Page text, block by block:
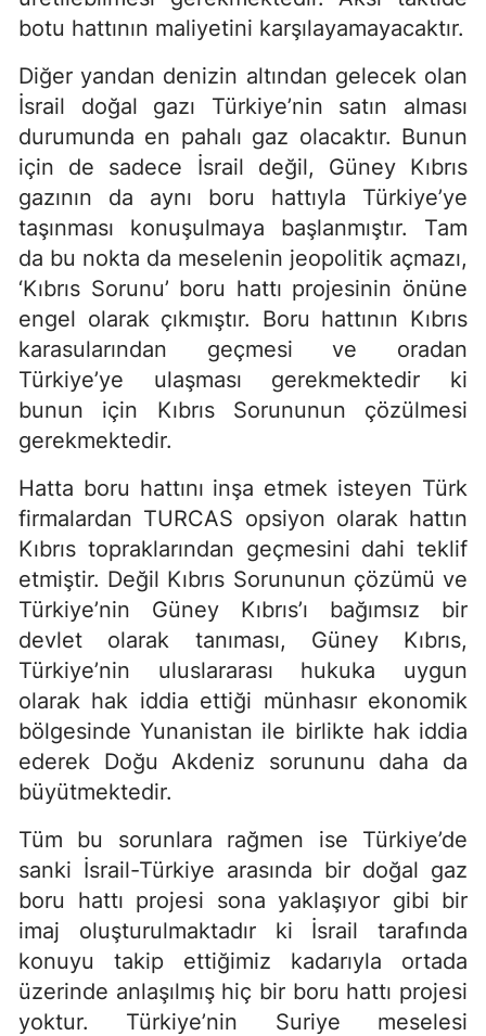
botu hattının maliyetini karşılayamayacaktır.
Diğer yandan denizin altından gelecek olan
İsrail doğal gazı Türkiye’nin satın alması
durumunda en pahalı gaz olacaktır. Bunun
için de sadece İsrail değil, Güney Kıbrıs
gazının da aynı boru hattıyla Türkiye’ye
taşınması konuşulmaya başlanmıştır. Tam
da bu nokta da meselenin jeopolitik açmazı,
‘Kıbrıs Sorunu’ boru hattı projesinin önüne
engel olarak çıkmıştır. Boru hattının Kıbrıs
karasularından geçmesi ve oradan
Türkiye’ye ulaşması gerekmektedir ki
bunun için Kıbrıs Sorununun çözülmesi
gerekmektedir.
Hatta boru hattını inşa etmek isteyen Türk
firmalardan TURCAS opsiyon olarak hattın
Kıbrıs topraklarından geçmesini dahi teklif
etmiştir. Değil Kıbrıs Sorununun çözümü ve
Türkiye’nin Güney Kıbrıs’ı bağımsız bir
devlet olarak tanıması, Güney Kıbrıs,
Türkiye’nin uluslararası hukuka uygun
olarak hak iddia ettiği münhasır ekonomik
bölgesinde Yunanistan ile birlikte hak iddia
ederek Doğu Akdeniz sorununu daha da
büyütmektedir.
Tüm bu sorunlara rağmen ise Türkiye’de
sanki İsrail-Türkiye arasında bir doğal gaz
boru hattı projesi sona yaklaşıyor gibi bir
imaj oluşturulmaktadır ki İsrail tarafında
konuyu takip ettiğimiz kadarıyla ortada
üzerinde anlaşılmış hiç bir boru hattı projesi
yoktur. Türkiye’nin Suriye meselesi